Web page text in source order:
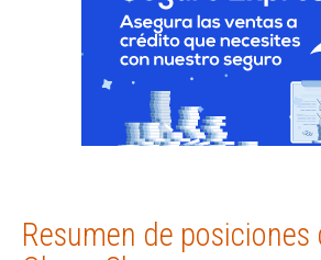
Resumen de posiciones